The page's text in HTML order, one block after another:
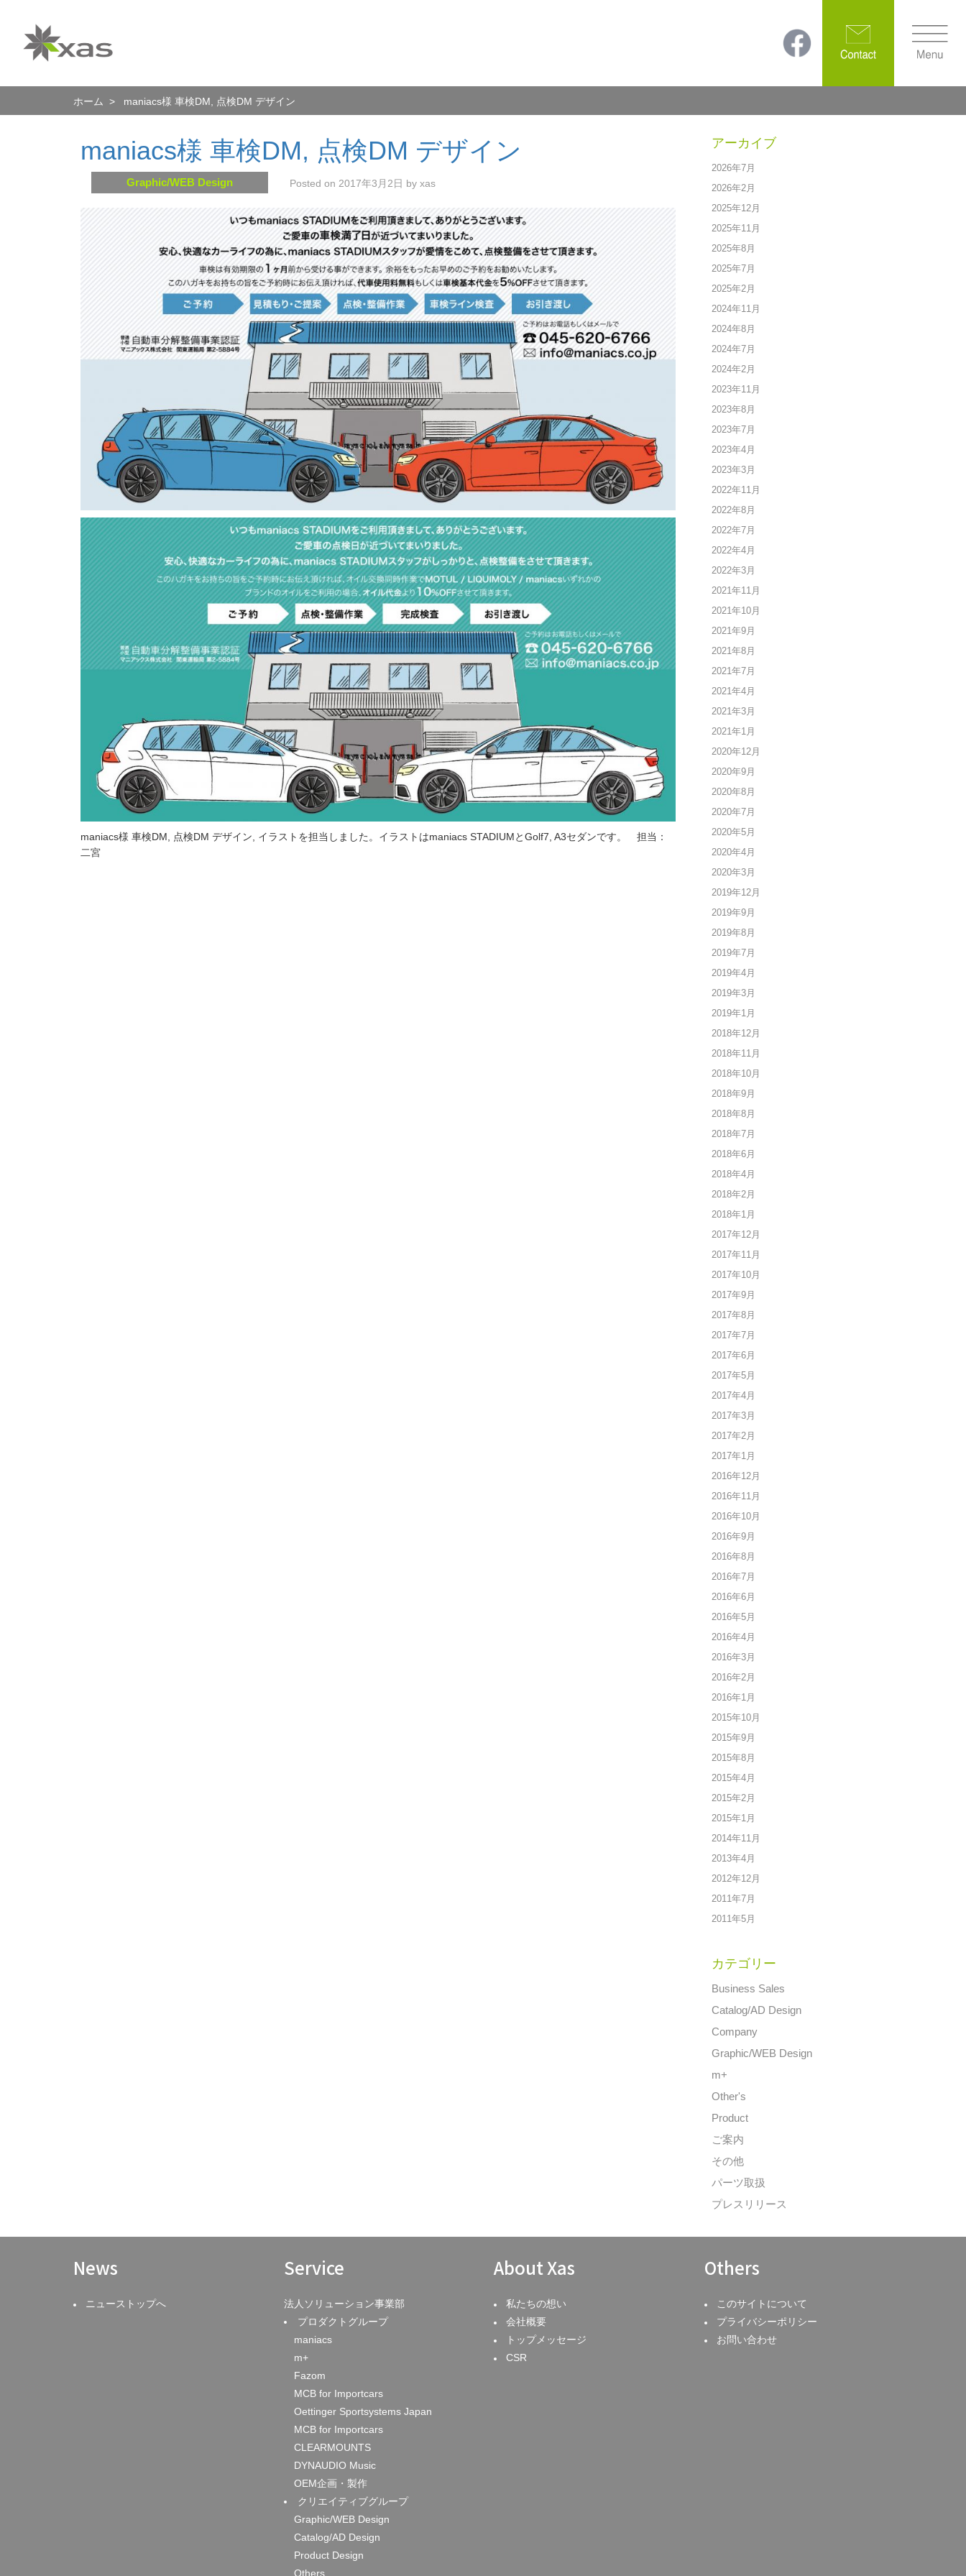
ホーム > maniacs様 車検DM, 点検DM デザイン
maniacs様 車検DM, 点検DM デザイン
Graphic/WEB Design Posted on 2017年3月2日 by xas
maniacs様 車検DM, 点検DM デザイン, イラストを担当しました。イラストはmaniacs STADIUMとGolf7, A3セダンです。 担当：
二宮
アーカイブ
2026年7月
2026年2月
2025年12月
2025年11月
2025年8月
2025年7月
2025年2月
2024年11月
2024年8月
2024年7月
2024年2月
2023年11月
2023年8月
2023年7月
2023年4月
2023年3月
2022年11月
2022年8月
2022年7月
2022年4月
2022年3月
2021年11月
2021年10月
2021年9月
2021年8月
2021年7月
2021年4月
2021年3月
2021年1月
2020年12月
2020年9月
2020年8月
2020年7月
2020年5月
2020年4月
2020年3月
2019年12月
2019年9月
2019年8月
2019年7月
2019年4月
2019年3月
2019年1月
2018年12月
2018年11月
2018年10月
2018年9月
2018年8月
2018年7月
2018年6月
2018年4月
2018年2月
2018年1月
2017年12月
2017年11月
2017年10月
2017年9月
2017年8月
2017年7月
2017年6月
2017年5月
2017年4月
2017年3月
2017年2月
2017年1月
2016年12月
2016年11月
2016年10月
2016年9月
2016年8月
2016年7月
2016年6月
2016年5月
2016年4月
2016年3月
2016年2月
2016年1月
2015年10月
2015年9月
2015年8月
2015年4月
2015年2月
2015年1月
2014年11月
2013年4月
2012年12月
2011年7月
2011年5月
カテゴリー
Business Sales
Catalog/AD Design
Company
Graphic/WEB Design
m+
Other's
Product
ご案内
その他
パーツ取扱
プレスリリース
News
ニューストップへ
Service
法人ソリューション事業部
プロダクトグループ
maniacs
m+
Fazom
MCB for Importcars
Oettinger Sportsystems Japan
MCB for Importcars
CLEARMOUNTS
DYNAUDIO Music
OEM企画・製作
クリエイティブグループ
Graphic/WEB Design
Catalog/AD Design
Product Design
Others
About Xas
私たちの想い
会社概要
トップメッセージ
CSR
Others
このサイトについて
プライバシーポリシー
お問い合わせ